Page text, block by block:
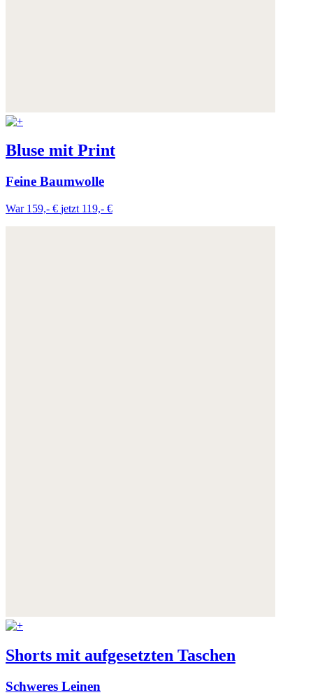
Bluse mit Print
Feine Baumwolle
War 159,- € jetzt 119,- €
Shorts mit aufgesetzten Taschen
Schweres Leinen